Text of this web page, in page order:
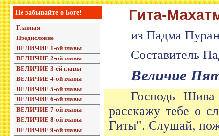
Не забывайте о Боге!
Главная
Предисловие
ВЕЛИЧИЕ 1-ой главы
ВЕЛИЧИЕ 2-ой главы
ВЕЛИЧИЕ 3-ей главы
ВЕЛИЧИЕ 4-ой главы
ВЕЛИЧИЕ 5-ой главы
ВЕЛИЧИЕ 6-ой главы
ВЕЛИЧИЕ 7-ой главы
ВЕЛИЧИЕ 8-ой главы
ВЕЛИЧИЕ 9-ой главы
Гита-
из Падма
Составитель
Величие
Господь Шива
расскажу тебе о
Гиты". Слушай,